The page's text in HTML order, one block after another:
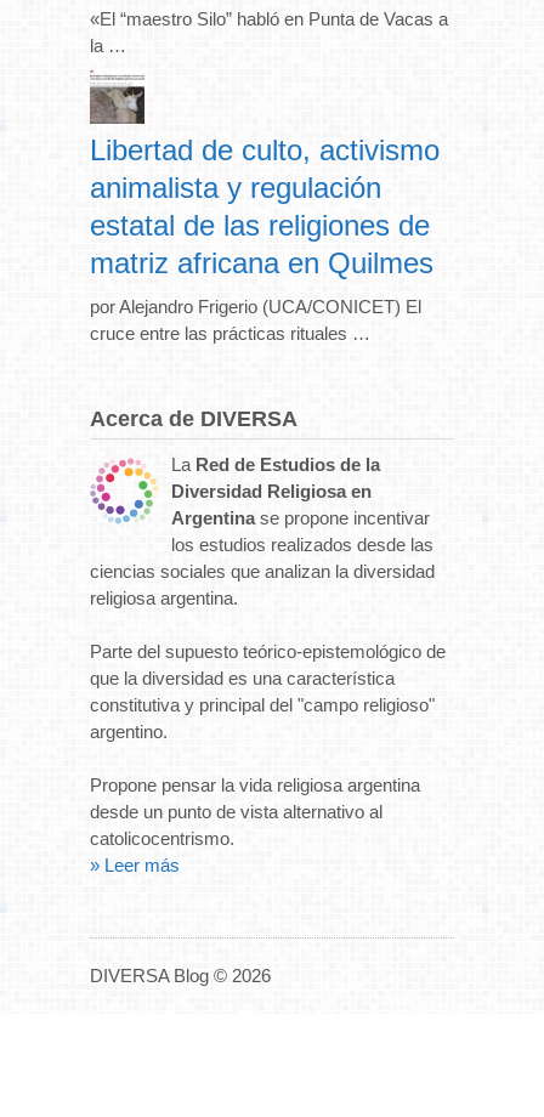
«El “maestro Silo” habló en Punta de Vacas a
la …
Libertad de culto, activismo
animalista y regulación
estatal de las religiones de
matriz africana en Quilmes
por Alejandro Frigerio (UCA/CONICET) El
cruce entre las prácticas rituales …
Acerca de DIVERSA
La Red de Estudios de la
Diversidad Religiosa en
Argentinase propone incentivar
los estudios realizados desde las
ciencias sociales que analizan la diversidad
religiosa argentina.
Parte del supuesto teórico-epistemológico de
que la diversidad es una característica
constitutiva y principal del "campo religioso"
argentino.
Propone pensar la vida religiosa argentina
desde un punto de vista alternativo al
catolicocentrismo.
» Leer más
DIVERSA Blog © 2026